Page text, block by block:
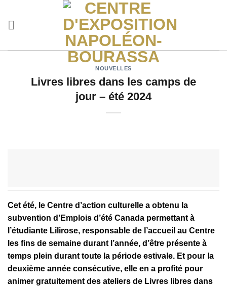
content
NOUVELLES
Livres libres dans les camps de
jour – été 2024
Cet été, le Centre d’action culturelle a obtenu la
subvention d’Emplois d’été Canada permettant à
l’étudiante Lilirose, responsable de l’accueil au Centre
les fins de semaine durant l’année, d’être présente à
temps plein durant toute la période estivale. Et pour la
deuxième année consécutive, elle en a profité pour
animer gratuitement des ateliers de Livres libres dans